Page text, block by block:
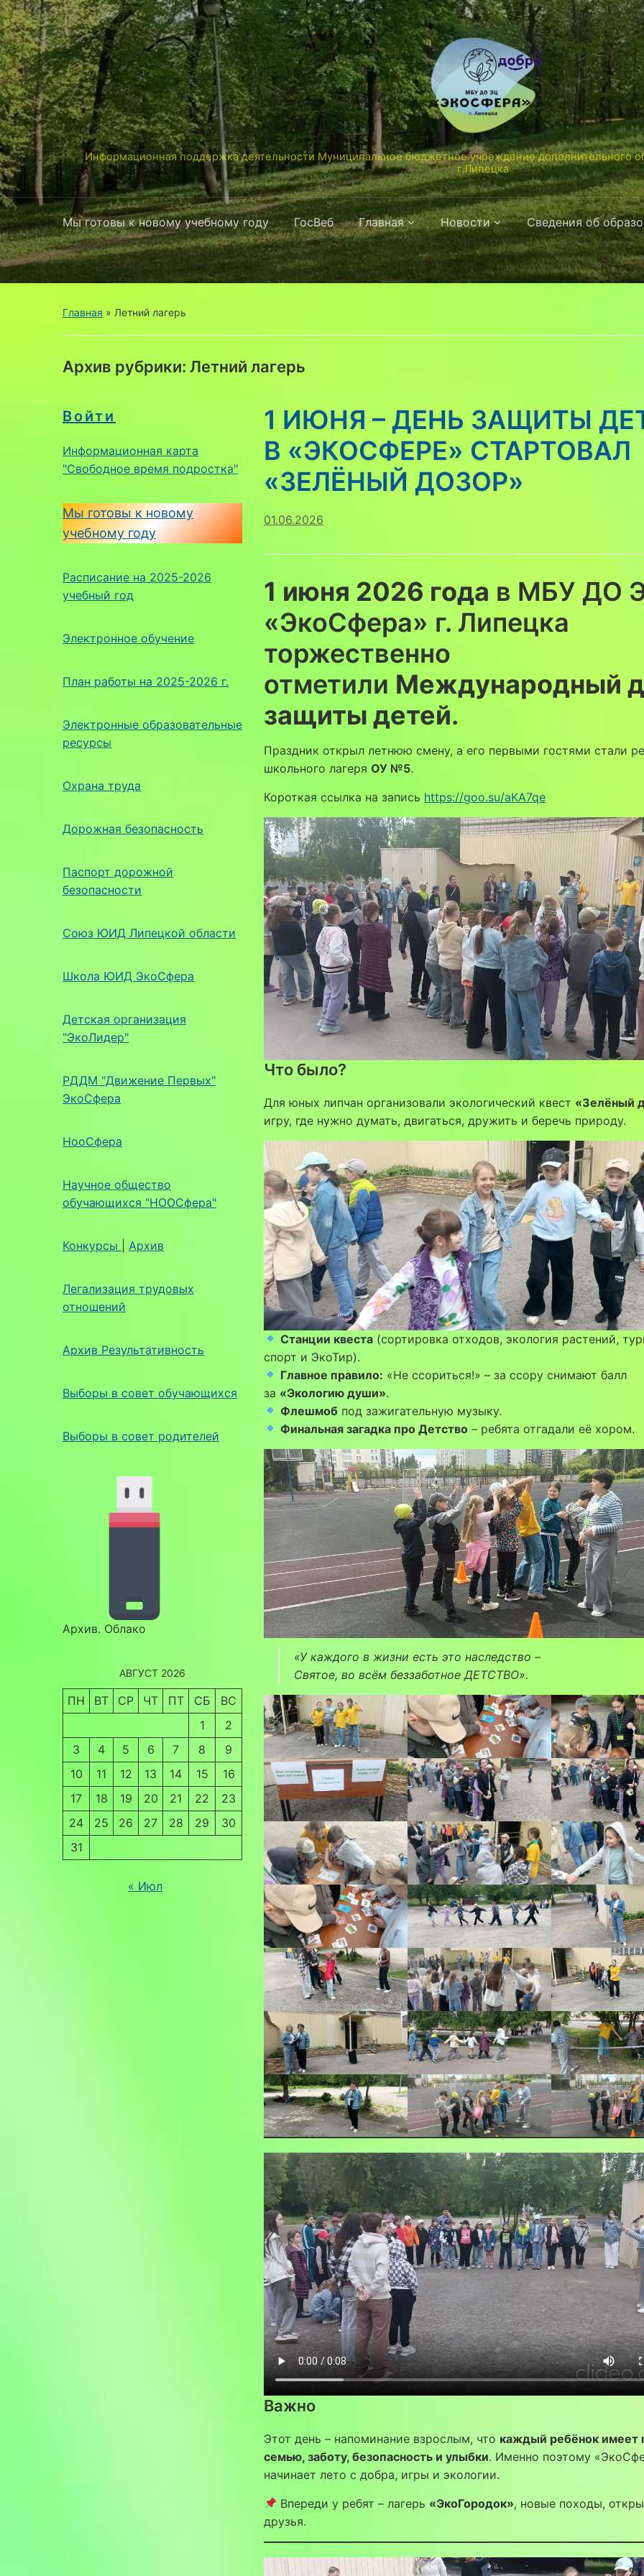
Информационная поддержка деятельности Муниципальное бюджетное учреждение дополнительного
г.Липецка
Мы готовы к новому учебному году ГосВеб Главная Новости Сведения об
Главная » Летний лагерь
Архив рубрики: Летний лагерь
Войти
Информационная карта
"Свободное время подростка"
Мы готовы к новому
учебному году
Расписание на 2025-2026
учебный год
Электронное обучение
План работы на 2025-2026 г.
Электронные образовательные
ресурсы
Охрана труда
Дорожная безопасность
Паспорт дорожной
безопасности
Союз ЮИД Липецкой области
Школа ЮИД ЭкоСфера
Детская организация
"ЭкоЛидер"
РДДМ "Движение Первых"
ЭкоСфера
НооСфера
Научное общество
обучающихся "НООСфера"
Конкурсы Архив
Легализация трудовых
отношений
Архив Результативность
Выборы в совет обучающихся
Выборы в совет родителей
Архив. Облако
АВГУСТ 2026
ПН ВТ СР ЧТ ПТ СБ
ВС
1
2
3
4 5 6 7 8
9
10
11 12 13 14 15
16
17
18 19 20 21 22
23
24
25 26 27 28 29
30
31
« Июл
1 ИЮНЯ – ДЕНЬ ЗАЩИТЫ
В «ЭКОСФЕРЕ» СТАРТОВАЛ
«ЗЕЛЁНЫЙ ДОЗОР»
01.06.2026
1 июня 2026 года в МБУ ДО
«ЭкоСфера» г. Липецка
торжественно
отметили Международный
защиты детей.
Праздник открыл летнюю смену, а его первыми гостями стали
школьного лагеря ОУ №5.
Короткая ссылка на запись https://goo.su/aKA7qe
Что было?
Для юных липчан организовали экологический квест «Зелёный
игру, где нужно думать, двигаться, дружить и беречь природу.
Станции квеста (сортировка отходов, экология растений,
спорт и ЭкоТир).
Главное правило: «Не ссориться!» – за ссору снимают балл
за «Экологию души».
Флешмоб под зажигательную музыку.
Финальная загадка про Детство – ребята отгадали её хором.
«У каждого в жизни есть это наследство –
Святое, во всём беззаботное ДЕТСТВО».
Важно
Этот день – напоминание взрослым, что каждый ребёнок имеет
семью, заботу, безопасность и улыбки. Именно поэтому
начинает лето с добра, игры и экологии.
Впереди у ребят – лагерь «ЭкоГородок», новые походы,
друзья.